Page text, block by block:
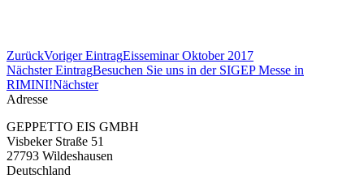
ZurückVoriger EintragEisseminar Oktober 2017
Nächster EintragBesuchen Sie uns in der SIGEP Messe in
RIMINI!Nächster
Adresse
GEPPETTO EIS GMBH
Visbeker Straße 51
27793 Wildeshausen
Deutschland